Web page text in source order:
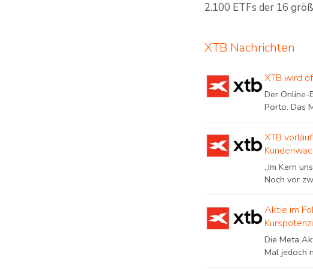
2.100 ETFs der 16
XTB Nachrichten
XTB wird
Der Online-
Porto. Das
XTB
„Im Kern
Noch vor
Aktie im
Die Meta
Mal jedoch